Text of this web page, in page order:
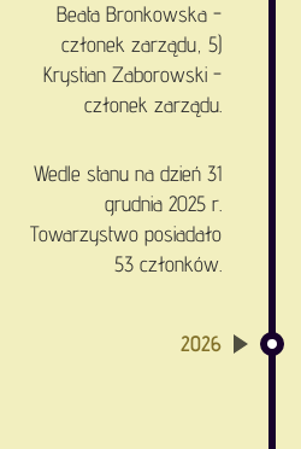
Beata Bronkowska -
członek zarządu, 5)
Krystian Zaborowski -
członek zarządu.
Wedle stanu na dzień 31
grudnia 2025 r.
Towarzystwo posiadało
53 członków.
2026